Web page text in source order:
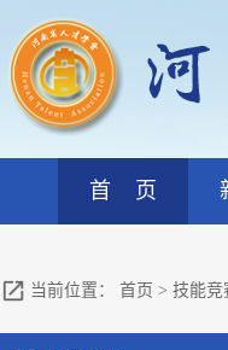
首 页
当前位置： 首页 > 技能竞